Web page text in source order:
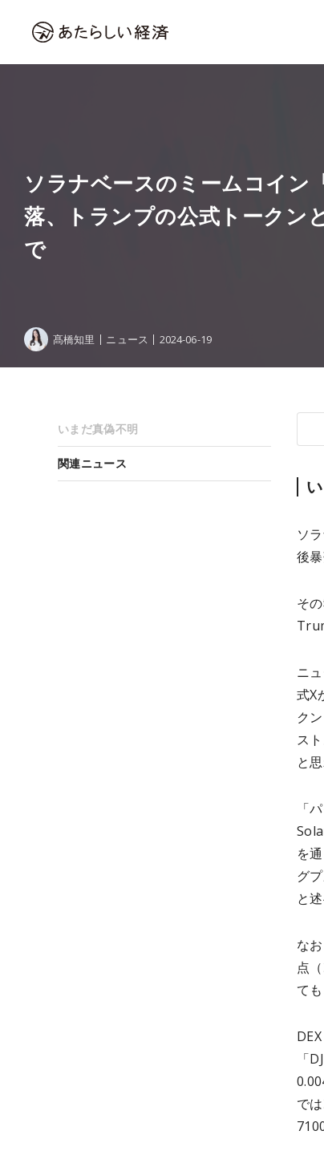
ソラナベースのミームコイン
落、トランプの公式トークン
で
髙橋知里 ニュース 2024-06-19
ソ
後
そ
ニ
式X
ク
ス
と
「
を
グ
と
な
点
て
「
で
いまだ真偽不明
関連ニュース